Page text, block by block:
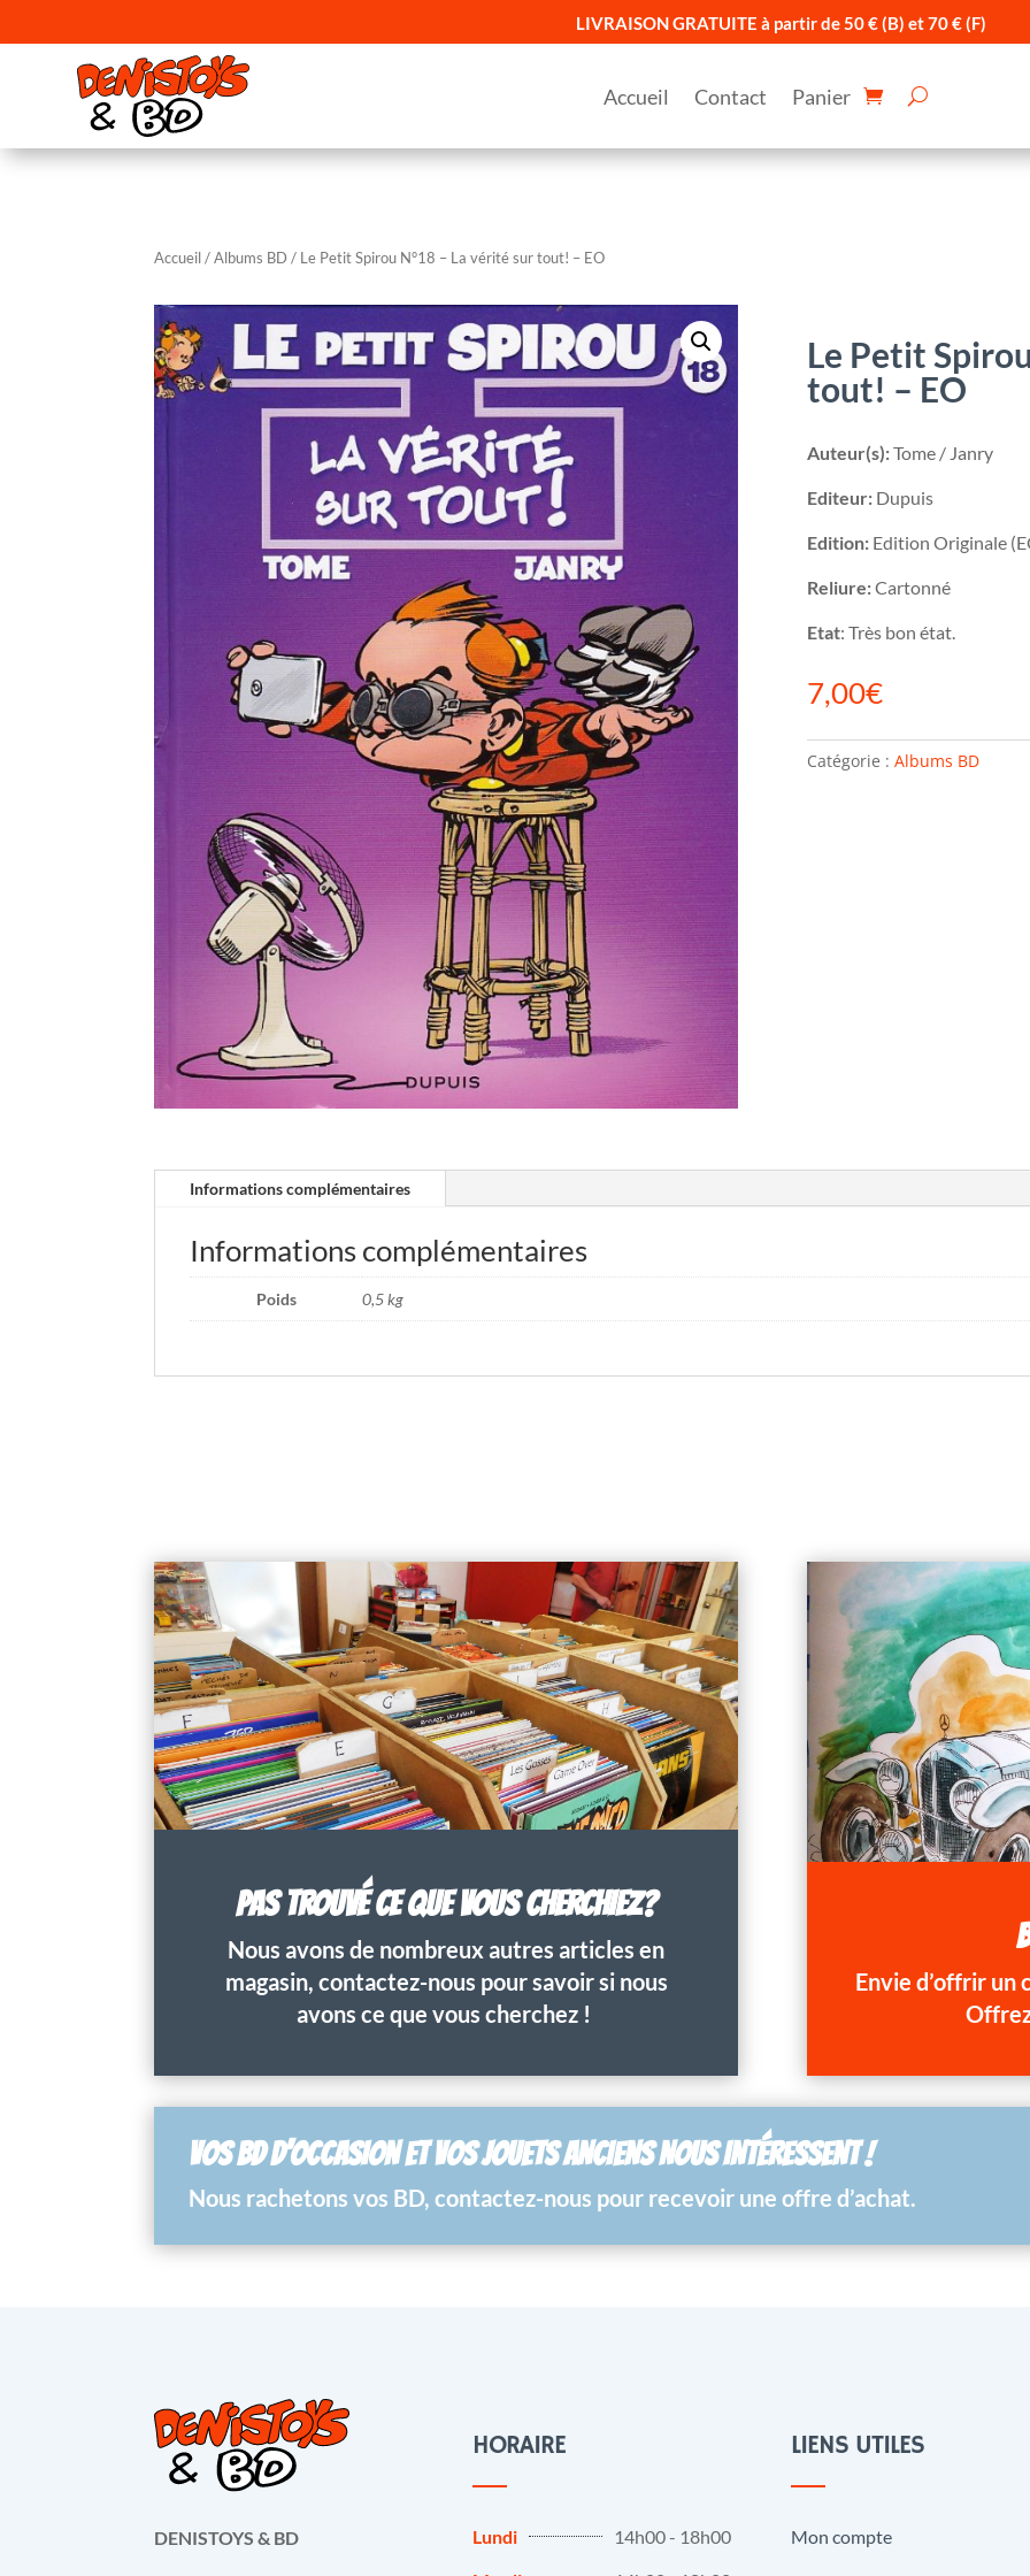
LIVRAISON GRATUITE à partir de 50 € (B) et 70 € (F)
Accueil Contact Panier
Accueil/Albums BD / Le Petit Spirou N°18 – La vérité sur tout! – EO
Le Petit
tout! – EO
Auteur(s):Tome / Janry
Editeur:Dupuis
Edition:Edition Originale
Reliure:Cartonné
Etat: Très bon état.
7,00€
Catégorie : Albums BD
Informations complémentaires
Informations complémentaires
Poids 0,5 kg
PAS TROUVÉ CE QUE VOUS CHERCHIEZ?
Nous avons de nombreux autres articles en
magasin, contactez-nous pour savoir si nous
avons ce que vous cherchez !
Envie d’offrir un
VOS BD D’OCCASION ET VOS JOUETS ANCIENS NOUS INTÉRESSENT !
Nous rachetons vos BD, contactez-nous pour recevoir une offre d’achat.
DENISTOYS & BD
HORAIRE
Lundi
14h00 - 18h00
LIENS UTILES
Mon compte